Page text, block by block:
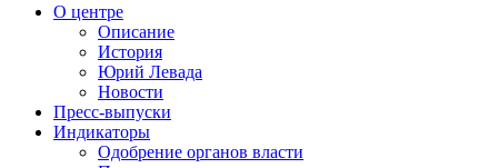
О центре
Описание
История
Юрий Левада
Новости
Пресс-выпуски
Индикаторы
Одобрение органов власти